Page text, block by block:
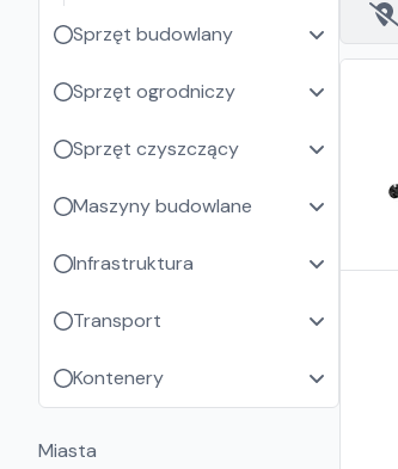
Sprzęt budowlany
Sprzęt ogrodniczy
Sprzęt czyszczący
Maszyny budowlane
Infrastruktura
Transport
Kontenery
Miasta